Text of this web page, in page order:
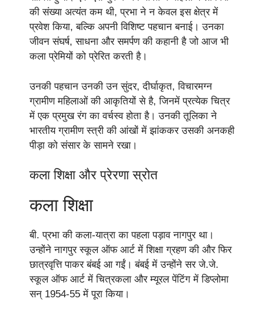
की संख्या अत्यंत कम थी, प्रभा ने न केवल इस क्षेत्र में
प्रवेश किया, बल्कि अपनी विशिष्ट पहचान बनाई। उनका
जीवन संघर्ष, साधना और समर्पण की कहानी है जो आज भी
कला प्रेमियों को प्रेरित करती है।
उनकी पहचान उनकी उन सुंदर, दीर्घाकृत, विचारमग्न
ग्रामीण महिलाओं की आकृतियों से है, जिनमें प्रत्येक चित्र
में एक प्रमुख रंग का वर्चस्व होता है। उनकी तूलिका ने
भारतीय ग्रामीण स्त्री की आंखों में झांककर उसकी अनकही
पीड़ा को संसार के सामने रखा।
कला शिक्षा और प्रेरणा स्रोत
कला शिक्षा
बी. प्रभा की कला-यात्रा का पहला पड़ाव नागपुर था।
उन्होंने नागपुर स्कूल ऑफ आर्ट में शिक्षा ग्रहण की और फिर
छात्रवृत्ति पाकर बंबई आ गईं। बंबई में उन्होंने सर जे.जे.
स्कूल ऑफ आर्ट में चित्रकला और म्यूरल पेंटिंग में डिप्लोमा
सन् 1954-55 में पूरा किया।